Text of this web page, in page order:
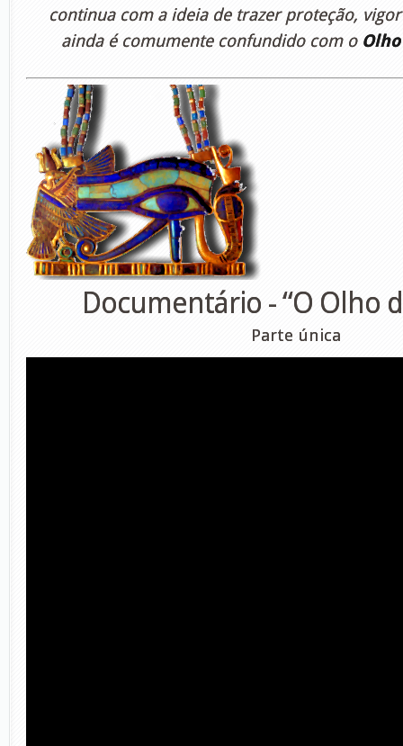
continua com a ideia de trazer proteção,
ainda é comumente confundido com o
Documentário - “O Olho
Parte única